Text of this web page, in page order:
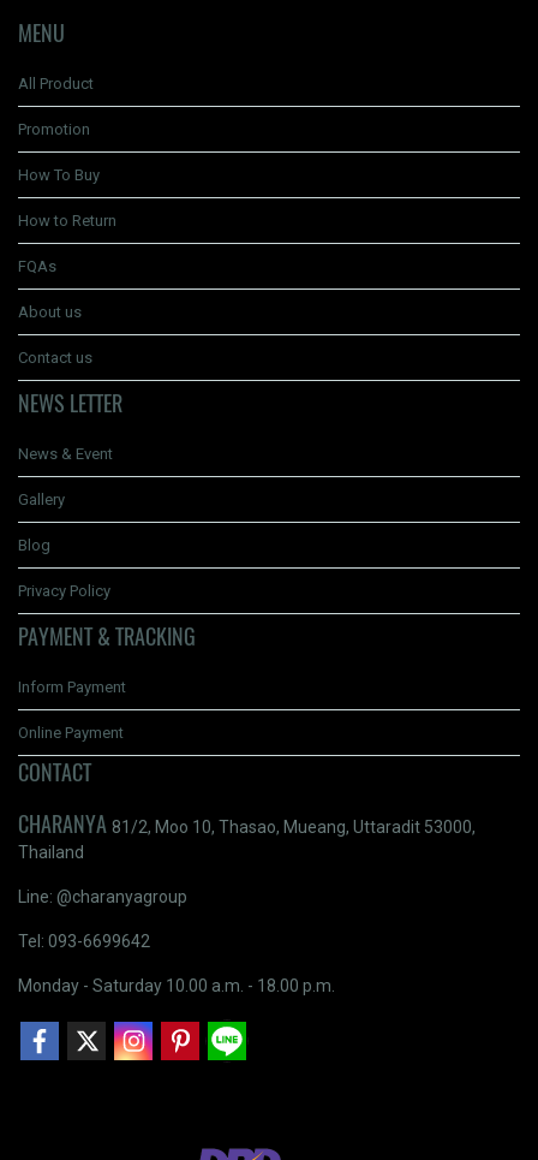
MENU
All Product
Promotion
How To Buy
How to Return
FQAs
About us
Contact us
NEWS LETTER
News & Event
Gallery
Blog
Privacy Policy
PAYMENT & TRACKING
Inform Payment
Online Payment
CONTACT
CHARANYA 81/2, Moo 10, Thasao, Mueang, Uttaradit 53000,
Thailand
Line: @charanyagroup
Tel: 093-6699642
Monday - Saturday 10.00 a.m. - 18.00 p.m.